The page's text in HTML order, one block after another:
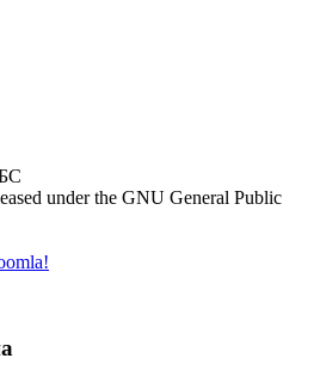
under the GNU General Public